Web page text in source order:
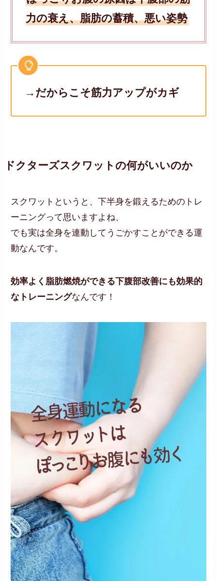
力の衰え、脂肪の蓄積、悪い姿勢
→だからこそ筋力アップがカギ
ドクターズスクワットの何がいいのか
スクワットというと、下半身を鍛えるためのトレ
ーニングって思いますよね、
でも実は全身を連動してうごかすことができる運
動なんです。
効率よく脂肪燃焼ができる下腹部改善にも効果的
なトレーニングなんです！